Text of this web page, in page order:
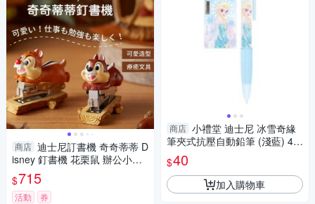
商店 迪士尼訂書機 奇奇蒂蒂 D
isney 釘書機 花栗鼠 辦公小物
奇奇蒂蒂 Disney 釘書機 花栗
鼠 日本卡通文具
$715
活動 券
商店 小禮堂 迪士尼 冰雪奇緣
筆夾式抗壓自動鉛筆 (淺藍) 47
13752-119956
$40
加入購物車